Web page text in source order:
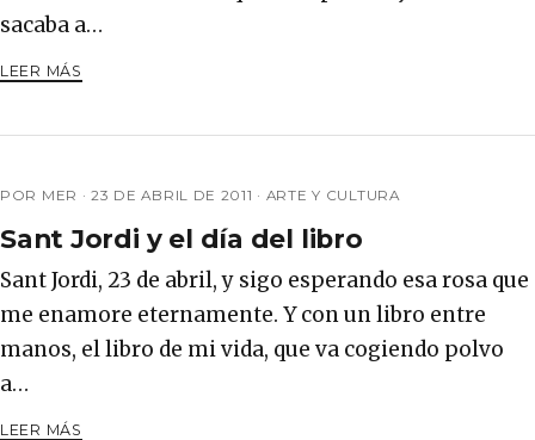
sacaba a…
LEER MÁS
POR MER ·23 DE ABRIL DE 2011 · ARTE Y CULTURA
Sant Jordi y el día del libro
Sant Jordi, 23 de abril, y sigo esperando esa rosa que
me enamore eternamente. Y con un libro entre
manos, el libro de mi vida, que va cogiendo polvo
a…
LEER MÁS